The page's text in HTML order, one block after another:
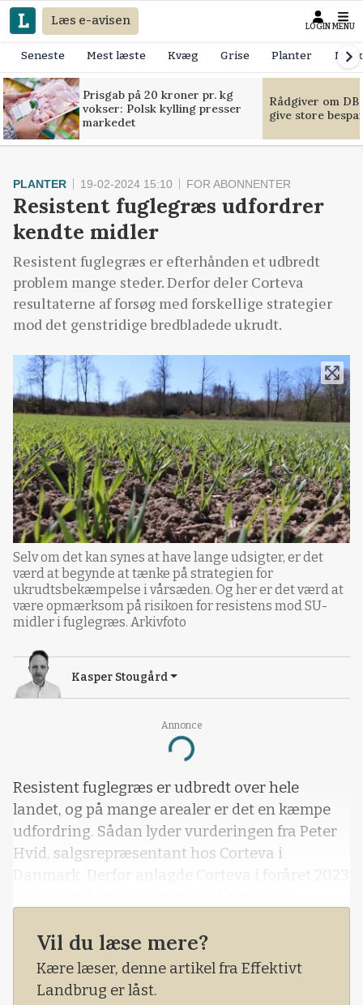
Læs e-avisen LOGIN MENU
Seneste Mest læste Kvæg Grise Planter
Prisgab på 20 kroner pr. kg
vokser: Polsk kylling presser
markedet
Rådgiver om
give store
Annonce
Loading...
PLANTER 19-02-2024 15:10 FOR ABONNENTER
Resistent fuglegræs udfordrer
kendte midler
Resistent fuglegræs er efterhånden et udbredt
problem mange steder. Derfor deler Corteva
resultaterne af forsøg med forskellige strategier
mod det genstridige bredbladede ukrudt.
Selv om det kan synes at have lange udsigter, er det
værd at begynde at tænke på strategien for
ukrudtsbekæmpelse i vårsæden. Og her er det værd at
være opmærksom på risikoen for resistens mod SU-
midler i fuglegræs. Arkivfoto
Kasper Stougård
Resistent fuglegræs er udbredt over hele
landet, og på mange arealer er det en kæmpe
udfordring. Sådan lyder vurderingen fra Peter
Hvid, salgsrepræsentant hos Corteva i
Danmark. Derfor anlagde Corteva i foråret 2023
Vil du læse mere?
Kære læser, denne artikel fra Effektivt
Landbrug er låst.